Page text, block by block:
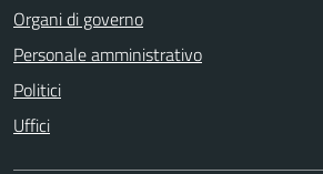
Organi di governo
Personale amministrativo
Politici
Uffici